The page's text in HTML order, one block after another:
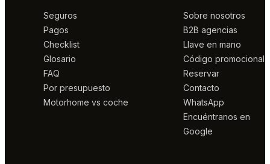
Seguros
Pagos
Checklist
Glosario
FAQ
Por presupuesto
Motorhome vs coche
Sobre nosotros
B2B agencias
Llave en mano
Código promocional
Reservar
Contacto
WhatsApp
Encuéntranos en
Google